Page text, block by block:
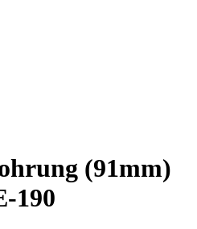
(91mm)
190